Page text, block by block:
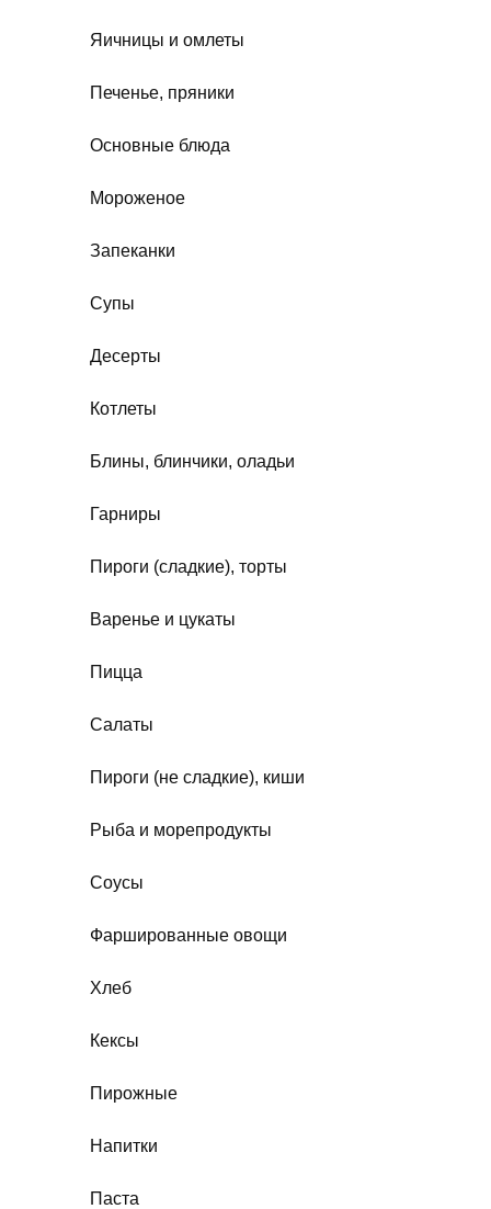
Яичницы и омлеты
Печенье, пряники
Основные блюда
Мороженое
Запеканки
Супы
Десерты
Котлеты
Блины, блинчики, оладьи
Гарниры
Пироги (сладкие), торты
Варенье и цукаты
Пицца
Салаты
Пироги (не сладкие), киши
Рыба и морепродукты
Соусы
Фаршированные овощи
Хлеб
Кексы
Пирожные
Напитки
Паста